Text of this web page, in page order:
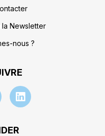
Newsletter
nous ?